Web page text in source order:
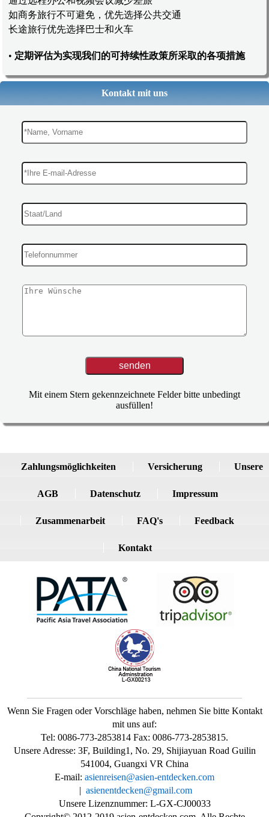
如商务旅行不可避免，优先选择公共交通
长途旅行优先选择巴士和火车
• 定期评估为实现我们的可持续性政策所采取的各项措施
Kontakt mit uns
Mit einem Stern gekennzeichnete Felder bitte unbedingt
ausfüllen!
Zahlungsmöglichkeiten Versicherung Unsere
AGB Datenschutz Impressum
Zusammenarbeit FAQ's Feedback
Kontakt
Wenn Sie Fragen oder Vorschläge haben, nehmen Sie bitte Kontakt
mit uns auf:
Tel: 0086-773-2853814 Fax: 0086-773-2853815.
Unsere Adresse: 3F, Building1, No. 29, Shijiayuan Road Guilin
541004, Guangxi VR China
E-mail: asienreisen@asien-entdecken.com
| asienentdecken@gmail.com
Unsere Lizenznummer: L-GX-CJ00033